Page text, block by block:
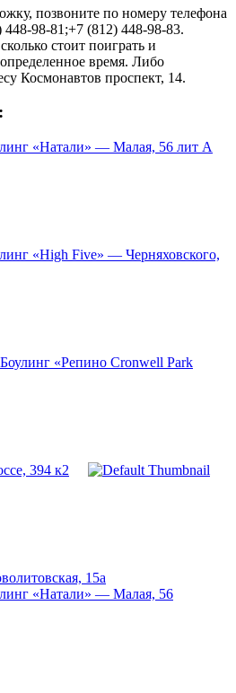
позвоните по номеру телефона
448-98-81;+7 (812) 448-98-83.
стоит поиграть и
время. Либо
Космонавтов проспект, 14.
«Натали» — Малая, 56 лит А
«High Five» — Черняховского,
Боулинг «Репино Cronwell Park
394 к2
15а
«Натали» — Малая, 56